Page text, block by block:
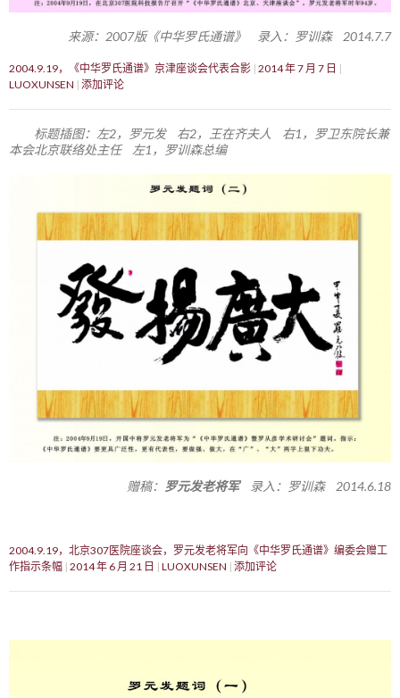
来源：2007版《中华罗氏通谱》 录入：罗训森 2014.7.7
2004.9.19，《中华罗氏通谱》京津座谈会代表合影 2014 年 7 月 7 日
LUOXUNSEN 添加评论
标题插图：左2，罗元发 右2，王在齐夫人 右1，罗卫东院长兼
本会北京联络处主任 左1，罗训森总编
赠稿： 罗元发老将军录入：罗训森 2014.6.18
2004.9.19，北京307医院座谈会，罗元发老将军向《中华罗氏通谱》编委会赠工
作指示条幅 2014 年 6 月 21 日 LUOXUNSEN 添加评论